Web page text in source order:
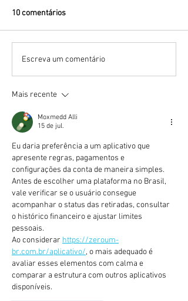
10 comentários
Escreva um comentário
Mais recente
Moxmedd Alli
15 de jul.
Eu daria preferência a um aplicativo que
apresente regras, pagamentos e
configurações da conta de maneira simples.
Antes de escolher uma plataforma no Brasil,
vale verificar se o usuário consegue
acompanhar o status das retiradas, consultar
o histórico financeiro e ajustar limites
pessoais.
Ao considerar https://zeroum-
br.com.br/aplicativo/, o mais adequado é
avaliar esses elementos com calma e
comparar a estrutura com outros aplicativos
disponíveis.